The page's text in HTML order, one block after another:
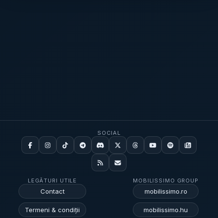
LEGĂTURI UTILE
Contact
Termeni & condiții
SOCIAL
MOBILISSIMO GROUP
mobilissimo.ro
mobilissimo.hu